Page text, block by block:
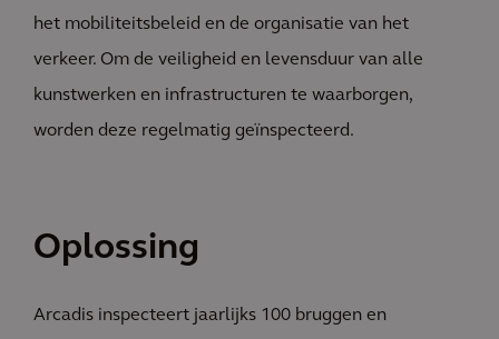
het mobiliteitsbeleid en de organisatie van het
verkeer. Om de veiligheid en levensduur van alle
kunstwerken en infrastructuren te waarborgen,
worden deze regelmatig geïnspecteerd.
Oplossing
Arcadis inspecteert jaarlijks 100 bruggen en